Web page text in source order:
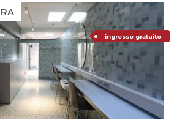
ingresso gratuito